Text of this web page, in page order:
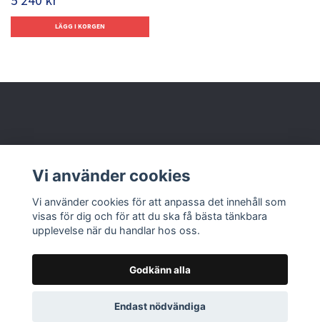
Läs mer
© 2026 Nolbox AB
Vi använder cookies
Vi använder cookies för att anpassa det innehåll som
visas för dig och för att du ska få bästa tänkbara
upplevelse när du handlar hos oss.
Godkänn alla
Endast nödvändiga